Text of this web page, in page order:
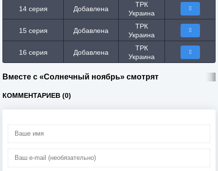
14 серия Добавлена
ТРК
Украина
15 серия Добавлена
ТРК
Украина
16 серия Добавлена
ТРК
Украина
Вместе с «Солнечный ноябрь» смотрят
КОММЕНТАРИЕВ (0)